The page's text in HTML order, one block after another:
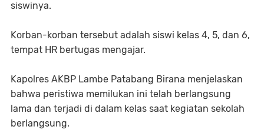
siswinya.
Korban-korban tersebut adalah siswi kelas 4, 5, dan 6,
tempat HR bertugas mengajar.
Kapolres AKBP Lambe Patabang Birana menjelaskan
bahwa peristiwa memilukan ini telah berlangsung
lama dan terjadi di dalam kelas saat kegiatan sekolah
berlangsung.